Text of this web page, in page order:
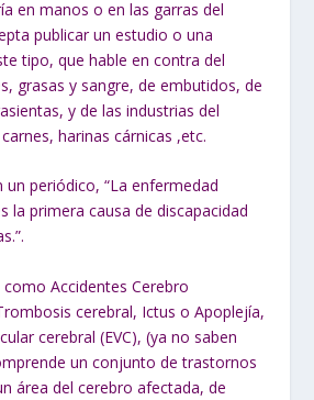
en manos o en las garras del
publicar un estudio o una
tipo, que hable en contra del
grasas y sangre, de embutidos, de
y de las industrias del
harinas cárnicas ,etc.
un periódico, “La enfermedad
la primera causa de discapacidad
Accidentes Cerebro
cerebral, Ictus o Apoplejía,
cerebral (EVC), (ya no saben
un conjunto de trastornos
área del cerebro afectada, de